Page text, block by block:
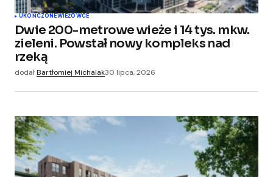
UKOŃCZONEWIEŻOWCE
Dwie 200-metrowe wieże i 14 tys. mkw.
zieleni. Powstał nowy kompleks nad
rzeką
dodałBartłomiej Michalak30 lipca, 2026